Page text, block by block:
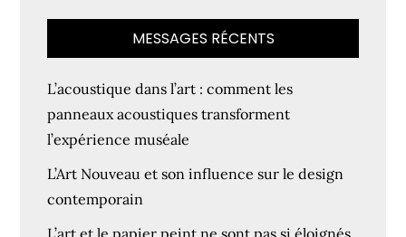
MESSAGES RÉCENTS
L’acoustique dans l’art : comment les
panneaux acoustiques transforment
l’expérience muséale
L’Art Nouveau et son influence sur le design
contemporain
L’art et le papier peint ne sont pas si éloignés